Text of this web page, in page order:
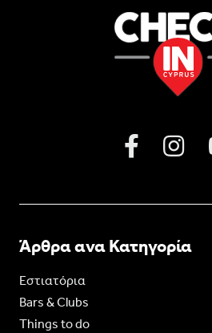
Άρθρα ανα Κατηγορία
Εστιατόρια
Bars & Clubs
Things to do